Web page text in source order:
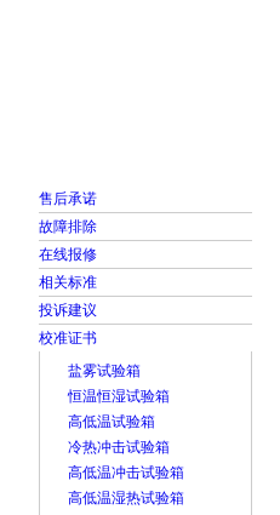
售后承诺
故障排除
在线报修
相关标准
投诉建议
校准证书
盐雾试验箱
恒温恒湿试验箱
高低温试验箱
冷热冲击试验箱
高低温冲击试验箱
高低温湿热试验箱